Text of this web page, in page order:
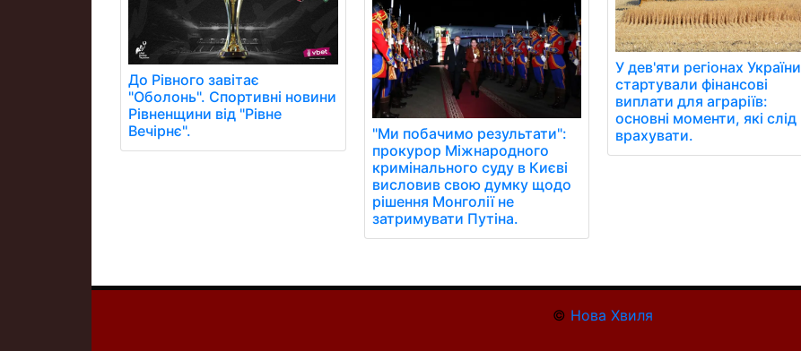
До Рівного завітає
"Оболонь". Спортивні новини
Рівненщини від "Рівне
Вечірнє".
"Ми побачимо результати":
прокурор Міжнародного
кримінального суду в Києві
висловив свою думку щодо
рішення Монголії не
затримувати Путіна.
У дев'яти регіонах України
стартували фінансові
виплати для аграріїв:
основні моменти, які слід
врахувати.
© Нова Хвиля